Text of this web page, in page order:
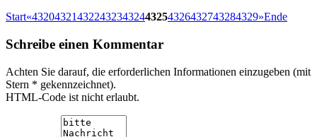
Start«4320432143224323432443254326432743284329»Ende
Schreibe einen Kommentar
Achten Sie darauf, die erforderlichen Informationen einzugeben (mit
Stern * gekennzeichnet).
HTML-Code ist nicht erlaubt.